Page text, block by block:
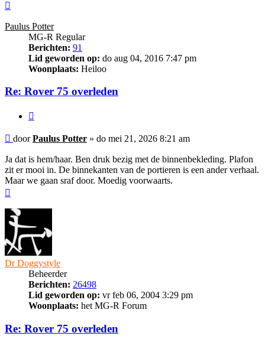
Paulus Potter
MG-R Regular
Berichten: 91
Lid geworden op: do aug 04, 2016 7:47 pm
Woonplaats: Heiloo
Re: Rover 75 overleden
Bericht
doorPaulus Potter » do mei 21, 2026 8:21 am
Ja dat is hem/haar. Ben druk bezig met de binnenbekleding. Plafon
zit er mooi in. De binnekanten van de portieren is een ander verhaal.
Maar we gaan sraf door. Moedig voorwaarts.
Dr Doggystyle
Beheerder
Berichten: 26498
Lid geworden op: vr feb 06, 2004 3:29 pm
Woonplaats: het MG-R Forum
Re: Rover 75 overleden